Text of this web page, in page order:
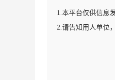
1.本平台仅供信息发
2.请告知用人单位